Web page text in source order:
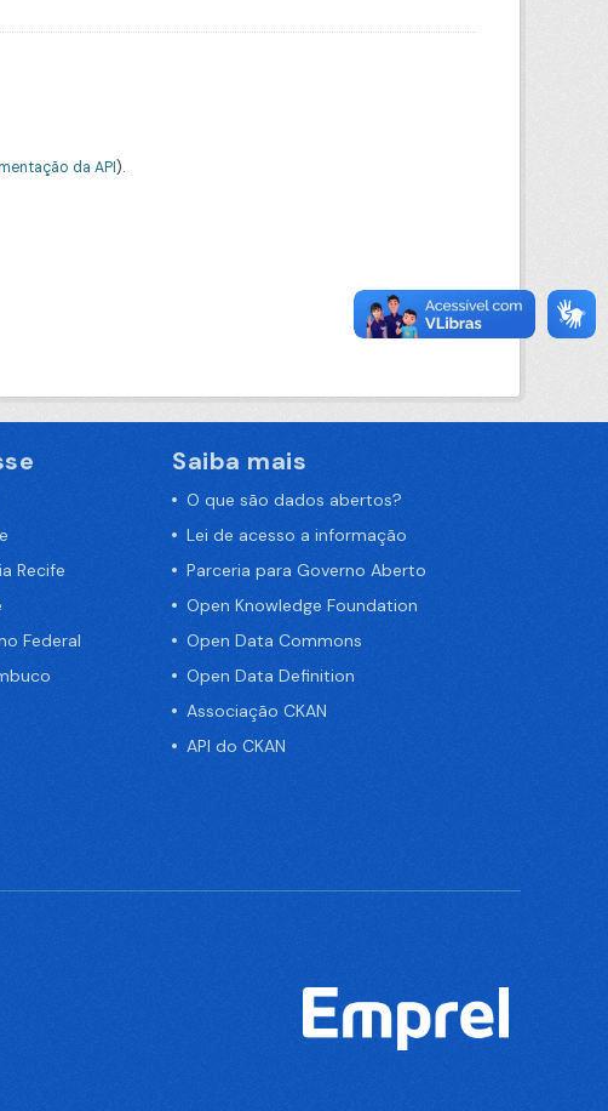
da API).
Recife
Federal
Saiba mais
O que são dados abertos?
Lei de acesso a informação
Parceria para Governo Aberto
Open Knowledge Foundation
Open Data Commons
Open Data Definition
Associação CKAN
API do CKAN